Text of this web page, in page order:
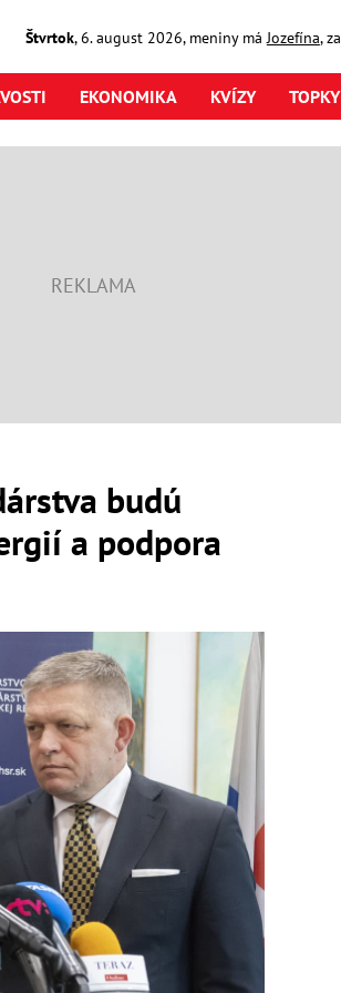
Štvrtok,6. august2026, meniny má Jozefína,
EKONOMIKA KVÍZY
budú
a podpora